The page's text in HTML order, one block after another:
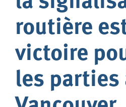
routière
victoire
les parties